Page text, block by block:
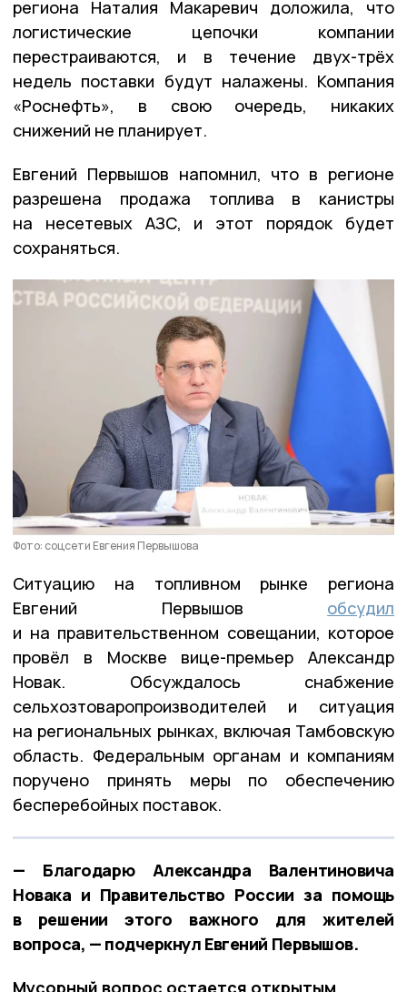
региона Наталия Макаревич доложила, что
логистические цепочки компании
перестраиваются, и в течение двух-трёх
недель поставки будут налажены. Компания
«Роснефть», в свою очередь, никаких
снижений не планирует.
Евгений Первышов напомнил, что в регионе
разрешена продажа топлива в канистры
на несетевых АЗС, и этот порядок будет
сохраняться.
Фото: соцсети Евгения Первышова
Ситуацию на топливном рынке региона
Евгений Первышов обсудил
и на правительственном совещании, которое
провёл в Москве вице-премьер Александр
Новак. Обсуждалось снабжение
сельхозтоваропроизводителей и ситуация
на региональных рынках, включая Тамбовскую
область. Федеральным органам и компаниям
поручено принять меры по обеспечению
бесперебойных поставок.
— Благодарю Александра Валентиновича
Новака и Правительство России за помощь
в решении этого важного для жителей
вопроса, — подчеркнул Евгений Первышов.
Мусорный вопрос остается открытым